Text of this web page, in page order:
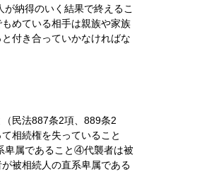
納得のいく結果で終えるこ
めている相手は親族や家族
付き合っていかなければな
民法887条2項、889条2
相続権を失っていること
卑属であること④代襲者は被
被相続人の直系卑属である